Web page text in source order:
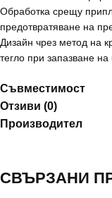
Обработка срещу
предотвратяване на
Дизайн чрез метод на
тегло при запазване
Съвместимост
Отзиви (0)
Производител
СВЪРЗАНИ